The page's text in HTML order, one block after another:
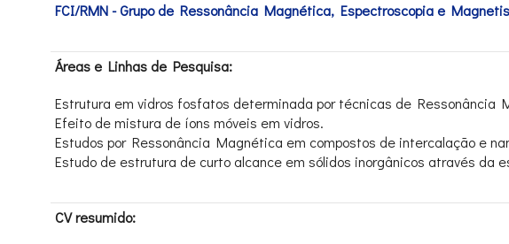
FCI/RMN - Grupo de Ressonância Magnética, Espectroscopia e
Áreas e Linhas de Pesquisa:
Estrutura em vidros fosfatos determinada por técnicas de Ressonância
Efeito de mistura de íons móveis em vidros.
Estudos por Ressonância Magnética em compostos de intercalação e
Estudo de estrutura de curto alcance em sólidos inorgânicos através da
CV resumido: